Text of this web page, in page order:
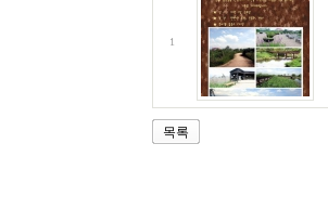
1
목록